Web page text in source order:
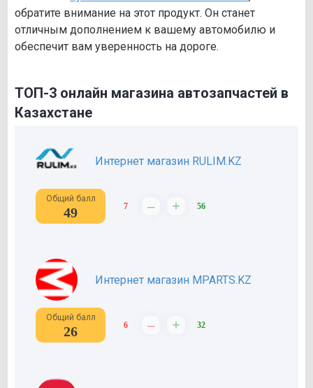
обратите внимание на этот продукт. Он станет
отличным дополнением к вашему автомобилю и
обеспечит вам уверенность на дороге.
ТОП-3 онлайн магазина автозапчастей в
Казахстане
Интернет магазин RULIM.KZ
Общий балл
49 7 – + 56
Интернет магазин MPARTS.KZ
Общий балл
26 6 – + 32